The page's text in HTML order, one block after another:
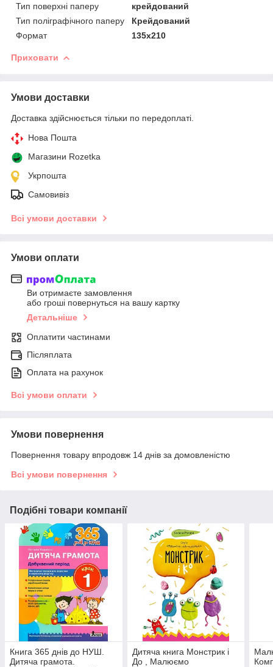
Тип поверхні паперу
крейдований
Тип поліграфічного паперу
Крейдований
Формат
135х210
Приховати
Умови доставки
Доставка здійснюється тільки по передоплаті.
Нова Пошта
Магазини Rozetka
Укрпошта
Самовивіз
Всі умови доставки
Умови оплати
Ви отримаєте замовлення
або гроші повернуться на вашу картку
Детальніше
Оплатити частинами
Післяплата
Оплата на рахунок
Всі умови оплати
Умови повернення
Повернення товару впродовж 14 днів за домовленістю
Всі умови повернення
Подібні товари компанії
Книга 365 днів до НУШ.
Дитяча грамота.
Дитяча книга Монстрик і
До , Малюємо